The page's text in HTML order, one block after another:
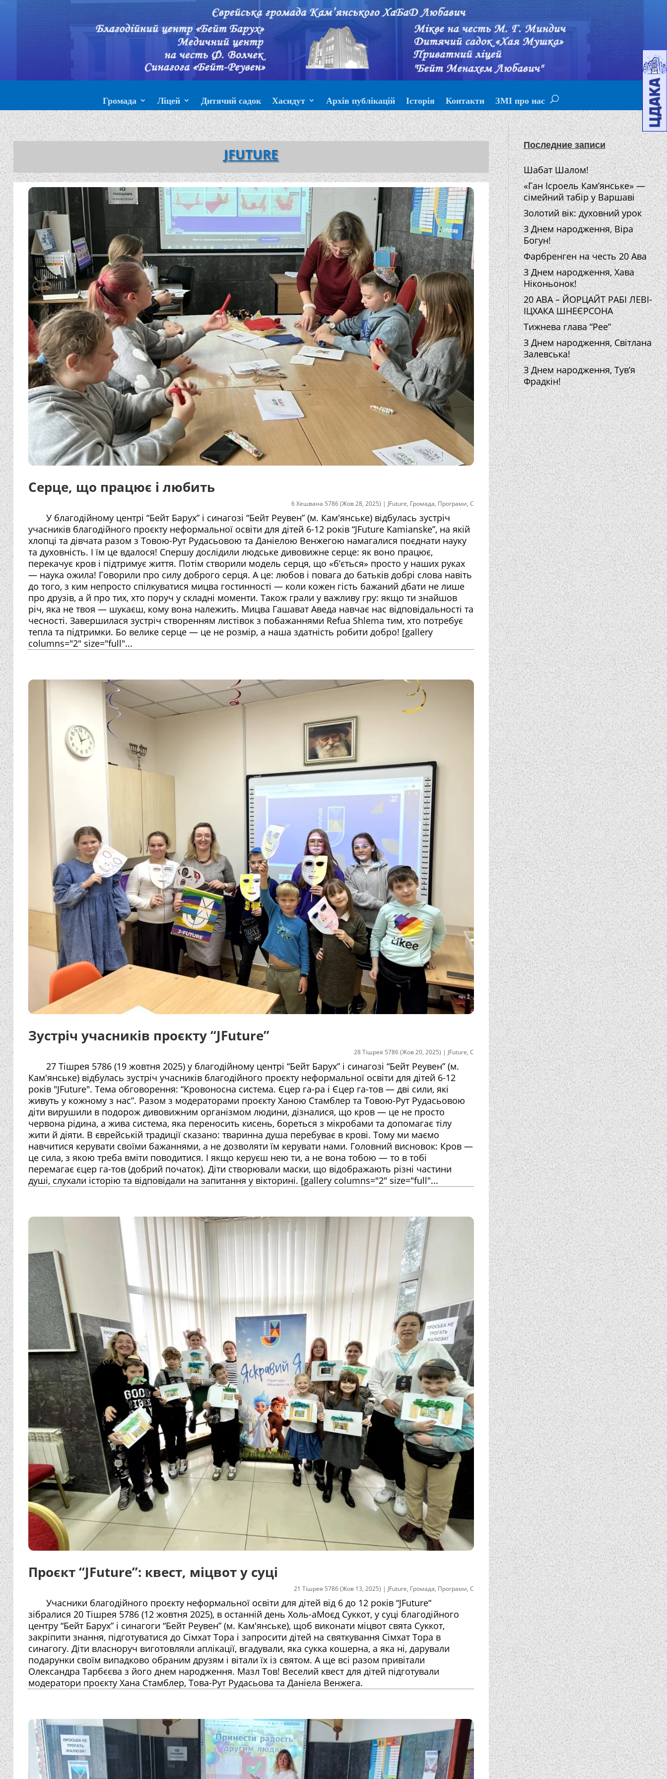
Громада Ліцей Дитячий садок Хасидут Архів публікацій Історія Контакти ЗМІ про нас
JFUTURE
Серце, що працює і любить
6 Хешвана 5786 (Жов 28, 2025) | JFuture, Громада, Програми, С
У благодійному центрі “Бейт Барух” і синагозі “Бейт Реувен” (м. Кам'янське) відбулась зустріч
учасників благодійного проєкту неформальної освіти для дітей 6-12 років “JFuture Kamianske”, на якій
хлопці та дівчата разом з Товою-Рут Рудасьовою та Даніелою Венжегою намагалися поєднати науку
та духовність. І їм це вдалося! Спершу дослідили людське дивовижне серце: як воно працює,
перекачує кров і підтримує життя. Потім створили модель серця, що «б’ється» просто у наших руках
— наука ожила! Говорили про силу доброго серця. А це: любов і повага до батьків добрі слова навіть
до того, з ким непросто спілкуватися мицва гостинності — коли кожен гість бажаний дбати не лише
про друзів, а й про тих, хто поруч у складні моменти. Також грали у важливу гру: якщо ти знайшов
річ, яка не твоя — шукаєш, кому вона належить. Мицва Гашават Аведа навчає нас відповідальності та
чесності. Завершилася зустріч створенням листівок з побажаннями Refua Shlema тим, хто потребує
тепла та підтримки. Бо велике серце — це не розмір, а наша здатність робити добро! [gallery
columns="2" size="full"...
Зустріч учасників проєкту “JFuture”
28 Тішрея 5786 (Жов 20, 2025) | JFuture, С
27 Тішрея 5786 (19 жовтня 2025) у благодійному центрі “Бейт Барух” і синагозі “Бейт Реувен” (м.
Кам'янське) відбулась зустріч учасників благодійного проєкту неформальної освіти для дітей 6-12
років "JFuture". Тема обговорення: “Кровоносна система. Єцер га-ра і Єцер га-тов — дві сили, які
живуть у кожному з нас”. Разом з модераторами проєкту Ханою Стамблер та Товою-Рут Рудасьовою
діти вирушили в подорож дивовижним організмом людини, дізналися, що кров — це не просто
червона рідина, а жива система, яка переносить кисень, бореться з мікробами та допомагає тілу
жити й діяти. В єврейській традиції сказано: тваринна душа перебуває в крові. Тому ми маємо
навчитися керувати своїми бажаннями, а не дозволяти їм керувати нами. Головний висновок: Кров —
це сила, з якою треба вміти поводитися. І якщо керуєш нею ти, а не вона тобою — то в тобі
перемагає єцер га-тов (добрий початок). Діти створювали маски, що відображають різні частини
душі, слухали історію та відповідали на запитання у вікторині. [gallery columns="2" size="full"...
Проєкт “JFuture”: квест, міцвот у суці
21 Тішрея 5786 (Жов 13, 2025) | JFuture, Громада, Програми, С
Учасники благодійного проєкту неформальної освіти для дітей від 6 до 12 років “JFuture“
зібралися 20 Тішрея 5786 (12 жовтня 2025), в останній день Холь-аМоєд Суккот, у суці благодійного
центру “Бейт Барух” і синагоги “Бейт Реувен” (м. Кам'янське), щоб виконати міцвот свята Суккот,
закріпити знання, підготуватися до Сімхат Тора і запросити дітей на святкування Сімхат Тора в
синагогу. Діти власноруч виготовляли аплікації, вгадували, яка сукка кошерна, а яка ні, дарували
подарунки своїм випадково обраним друзям і вітали їх із святом. А ще всі разом привітали
Олександра Тарбєєва з його днем народження. Мазл Тов! Веселий квест для дітей підготували
модератори проєкту Хана Стамблер, Това-Рут Рудасьова та Даніела Венжега.
Последние записи
Шабат Шалом!
«Ган Ісроель Кам’янське» —
сімейний табір у Варшаві
Золотий вік: духовний урок
З Днем народження, Віра
Богун!
Фарбренген на честь 20 Ава
З Днем народження, Хава
Ніконьонок!
20 АВА – ЙОРЦАЙТ РАБІ ЛЕВІ-
ІЦХАКА ШНЕЄРСОНА
Тижнева глава “Рее”
З Днем народження, Світлана
Залевська!
З Днем народження, Тув’я
Фрадкін!